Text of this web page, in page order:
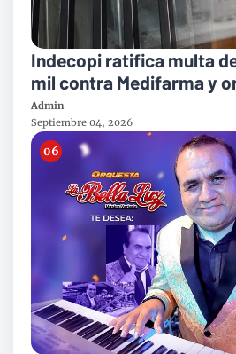
Indecopi ratifica multa
mil contra Medifarma y
victimas del suero
Admin
Septiembre 04, 2026